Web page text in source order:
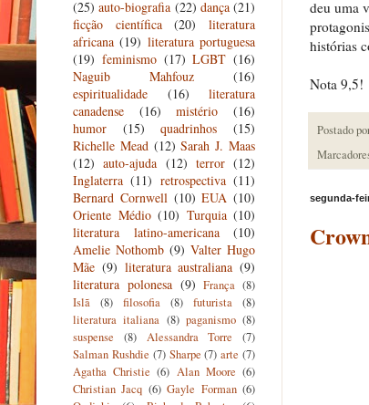
deu uma
histórias
Nota 9,5!
Postado
segunda-
(25) auto-biografia (22) dança (21)
ficção científica
(20)
literatura
africana (19) literatura portuguesa
(19) feminismo (17) LGBT (16)
Naguib Mahfouz
(16)
espiritualidade
(16)
literatura
canadense
(16) mistério
(16)
humor
(15) quadrinhos
(15)
Richelle Mead (12) Sarah J. Maas
(12) auto-ajuda (12) terror (12)
Inglaterra (11) retrospectiva (11)
Bernard Cornwell (10) EUA (10)
Oriente Médio (10) Turquia (10)
literatura latino-americana
(10)
Amelie Nothomb (9) Valter Hugo
Mãe (9) literatura australiana (9)
literatura polonesa (9) França (8)
Islã
(8) filosofia (8) futurista
(8)
literatura italiana (8) paganismo (8)
suspense
(8) Alessandra Torre
(7)
Salman Rushdie (7) Sharpe (7) arte (7)
Agatha Christie (6) Alan Moore (6)
Christian Jacq (6) Gayle Forman (6)